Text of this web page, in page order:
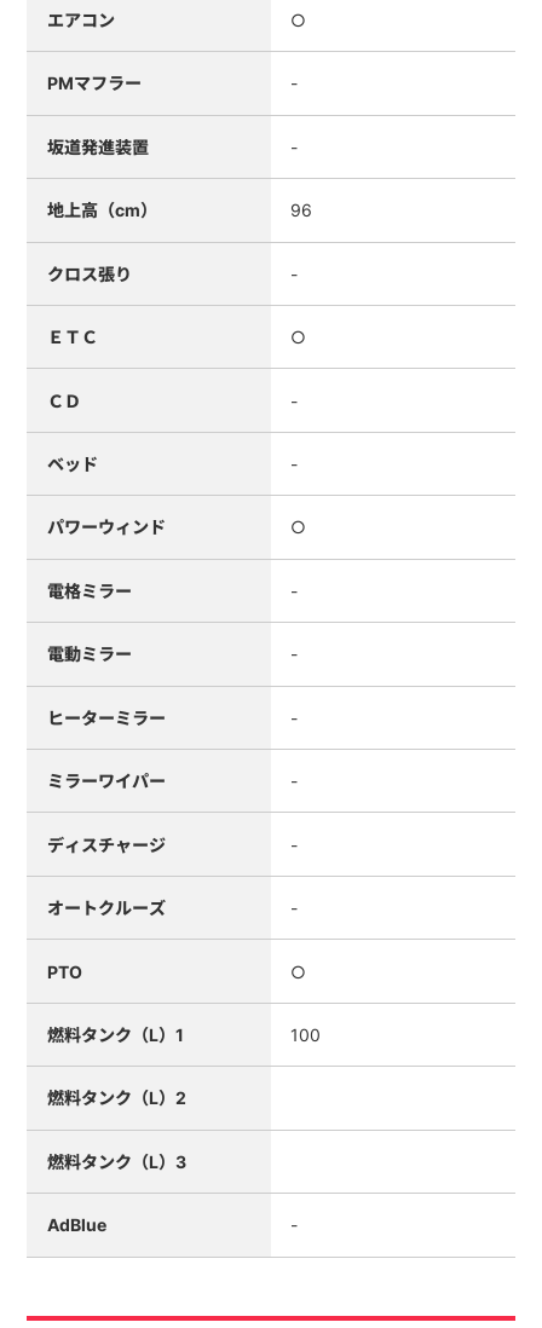
エアコン ○
PMマフラー -
坂道発進装置 -
地上高（cm） 96
クロス張り -
ＥＴＣ ○
ＣＤ -
ベッド -
パワーウィンド ○
電格ミラー -
電動ミラー -
ヒーターミラー -
ミラーワイパー -
ディスチャージ -
オートクルーズ -
PTO ○
燃料タンク（L）1 100
燃料タンク（L）2
燃料タンク（L）3
AdBlue -